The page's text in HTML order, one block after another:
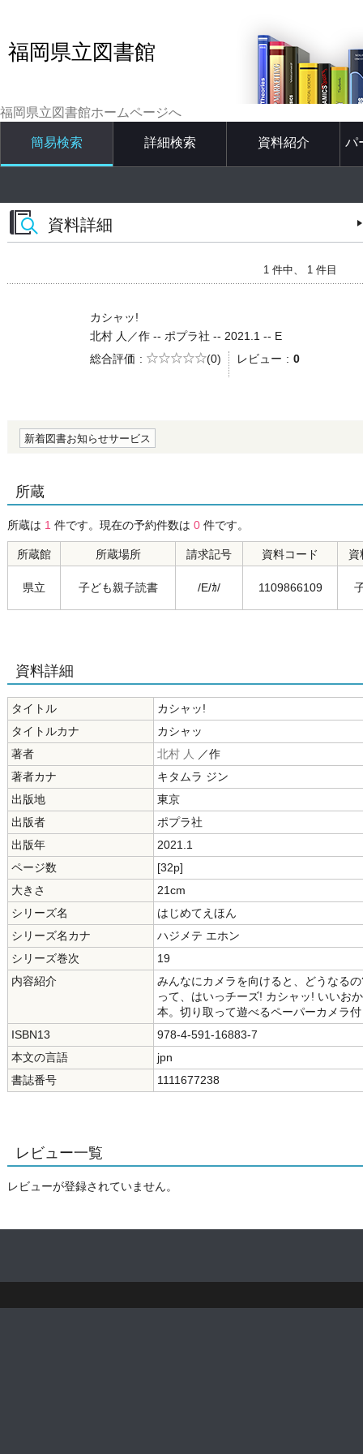
福岡県立図書館
福岡県立図書館ホームページへ
簡易検索 詳細検索 資料紹介 パ
資料詳細
1 件中、 1 件目
カシャッ!
北村 人／作 -- ポプラ社 -- 2021.1 -- E
総合評価
5段階評価
(0) レビュー 0
新着図書お知らせサービス
所蔵
所蔵は 1 件です。現在の予約件数は 0 件です。
所蔵館 所蔵場所 請求記号 資料コード 資
県立 子ども親子読書 /E/ｶ/ 1109866109
資料詳細
タイトル
カシャッ!
タイトルカナ
カシャッ
著者
北村 人
／作
著者カナ
キタムラ ジン
出版地
東京
出版者
ポプラ社
出版年
2021.1
ページ数
[32p]
大きさ
21cm
シリーズ名
はじめてえほん
シリーズ名カナ
ハジメテ エホン
シリーズ巻次
19
内容紹介
みんなにカメラを向けると、どうなる
って、はいっチーズ! カシャッ! いいお
本。切り取って遊べるペーパーカメラ
ISBN13
978-4-591-16883-7
本文の言語
jpn
書誌番号
1111677238
レビュー一覧
レビューが登録されていません。